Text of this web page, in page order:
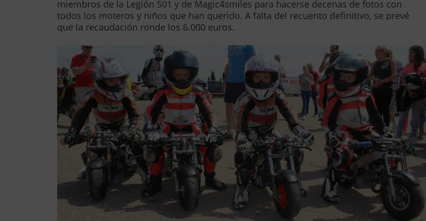
miembros de la Legión 501 y de Magic4smiles para hacerse decenas de fotos con
todos los moteros y niños que han querido. A falta del recuento definitivo, se prevé
que la recaudación ronde los 6.000 euros.